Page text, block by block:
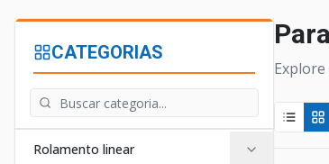
CATEGORIAS
Rolamento linear